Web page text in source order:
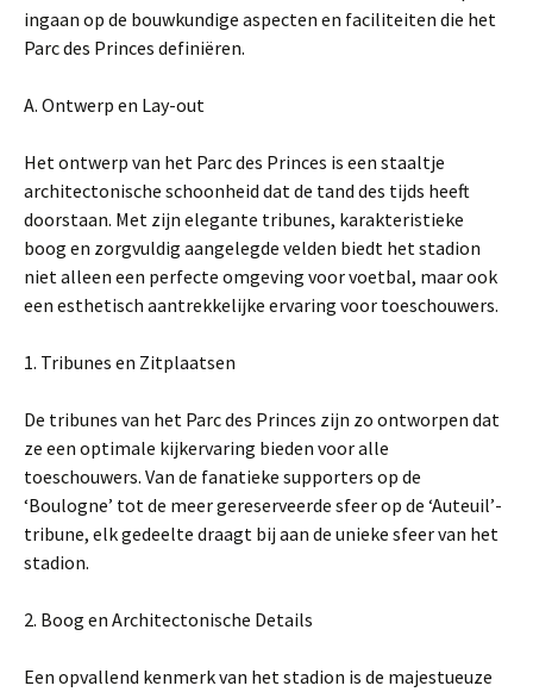
ingaan op de bouwkundige aspecten en faciliteiten die het
Parc des Princes definiëren.
A. Ontwerp en Lay-out
Het ontwerp van het Parc des Princes is een staaltje
architectonische schoonheid dat de tand des tijds heeft
doorstaan. Met zijn elegante tribunes, karakteristieke
boog en zorgvuldig aangelegde velden biedt het stadion
niet alleen een perfecte omgeving voor voetbal, maar ook
een esthetisch aantrekkelijke ervaring voor toeschouwers.
1. Tribunes en Zitplaatsen
De tribunes van het Parc des Princes zijn zo ontworpen dat
ze een optimale kijkervaring bieden voor alle
toeschouwers. Van de fanatieke supporters op de
‘Boulogne’ tot de meer gereserveerde sfeer op de ‘Auteuil’-
tribune, elk gedeelte draagt bij aan de unieke sfeer van het
stadion.
2. Boog en Architectonische Details
Een opvallend kenmerk van het stadion is de majestueuze